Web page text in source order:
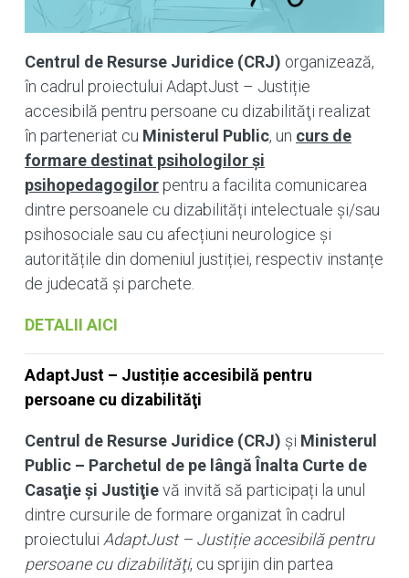
Centrul de Resurse Juridice (CRJ) organizează,
în cadrul proiectului AdaptJust – Justiție
accesibilă pentru persoane cu dizabilităţi realizat
în parteneriat cu Ministerul Public, un curs de
formare destinat psihologilor și
psihopedagogilor pentru a facilita comunicarea
dintre persoanele cu dizabilități intelectuale și/sau
psihosociale sau cu afecțiuni neurologice și
autoritățile din domeniul justiției, respectiv instanțe
de judecată și parchete.
DETALII AICI
AdaptJust – Justiție accesibilă pentru
persoane cu dizabilităţi
Centrul de Resurse Juridice (CRJ) și Ministerul
Public – Parchetul de pe lângă Înalta Curte de
Casaţie şi Justiţievă invită să participați la unul
dintre cursurile de formare organizat în cadrul
proiectului AdaptJust – Justiție accesibilă pentru
persoane cu dizabilităţi, cu sprijin din partea